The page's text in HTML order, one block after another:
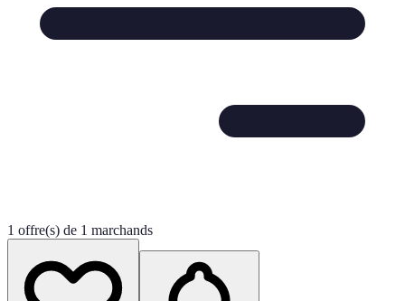
1 offre(s) de 1 marchands